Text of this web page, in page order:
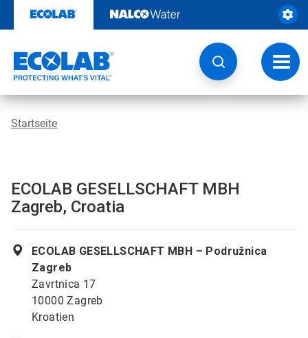
Inhalt
Startseite
ECOLAB GESELLSCHAFT MBH
Zagreb, Croatia
ECOLAB GESELLSCHAFT MBH – Podružnica
Zagreb
Zavrtnica 17
10000 Zagreb
Kroatien